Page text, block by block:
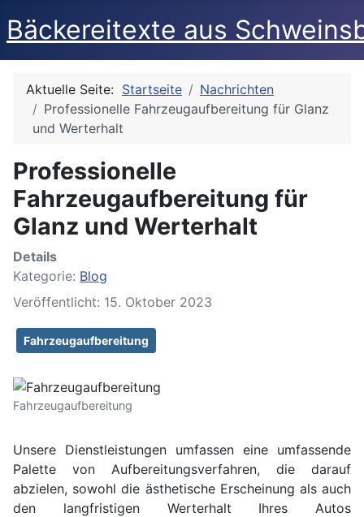
Bäckereitexte aus
Aktuelle Seite: Startseite
Nachrichten
Professionelle Fahrzeugaufbereitung für Glanz
und Werterhalt
Professionelle
Fahrzeugaufbereitung für
Glanz und Werterhalt
Details
Kategorie: Blog
Veröffentlicht: 15. Oktober 2023
Fahrzeugaufbereitung
Fahrzeugaufbereitung
Unsere Dienstleistungen umfassen eine umfassende
Palette von Aufbereitungsverfahren, die darauf
abzielen, sowohl die ästhetische Erscheinung als auch
den langfristigen Werterhalt Ihres Autos